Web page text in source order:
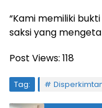
“Kami memiliki
saksi yang
Post Views: 118
Tag: